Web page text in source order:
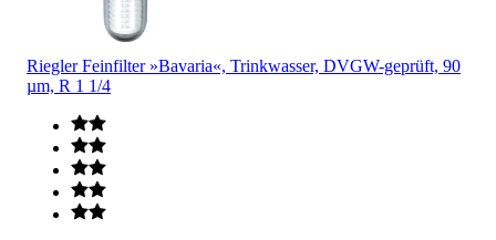
Riegler Feinfilter »Bavaria«, Trinkwasser, DVGW-geprüft, 90
µm, R 1 1/4